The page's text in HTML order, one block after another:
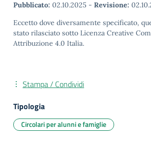
Pubblicato: 02.10.2025 - Revisione:
Eccetto dove diversamente specificato,
stato rilasciato sotto Licenza Creative
Attribuzione 4.0 Italia.
Stampa / Condividi
Tipologia
Circolari per alunni e famiglie